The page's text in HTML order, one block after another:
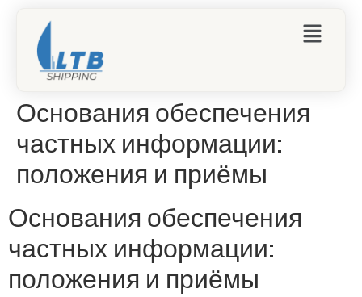
Основания обеспечения
частных информации:
положения и приёмы
Основания обеспечения
частных информации:
положения и приёмы